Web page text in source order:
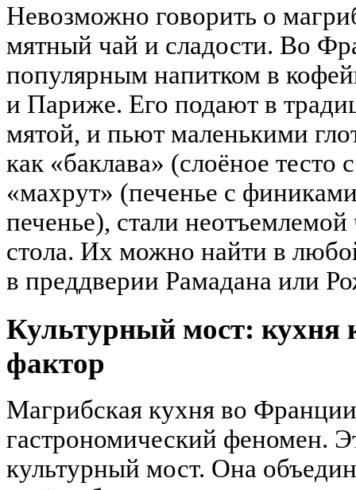
Невозможно говорить о
мятный чай и сладости. Во
популярным напитком в
и Париже. Его подают в
мятой, и пьют маленькими
как «баклава» (слоёное
«махрут» (печенье с
печенье), стали
стола. Их можно найти в
в преддверии Рамадана или
Культурный мост: кухня
фактор
Магрибская кухня во
гастрономический феномен.
культурный мост. Она